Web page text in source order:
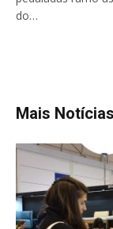
do…
Mais Notícias